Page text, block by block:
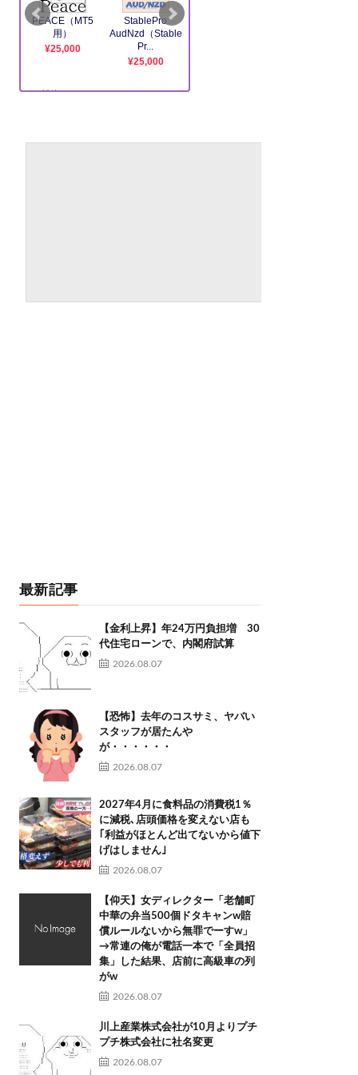
最新記事
【金利上昇】年24万円負担増 30
代住宅ローンで、内閣府試算
2026.08.07
【恐怖】去年のコスサミ、ヤバい
スタッフが居たんや
が・・・・・・
2026.08.07
2027年4月に食料品の消費税1％
に減税､店頭価格を変えない店も
｢利益がほとんど出てないから値下
げはしません｣
2026.08.07
【仰天】女ディレクター「老舗町
中華の弁当500個ドタキャンw賠
償ルールないから無罪でーすw」
→常連の俺が電話一本で「全員招
集」した結果、店前に高級車の列
がw
2026.08.07
川上産業株式会社が10月よりプチ
プチ株式会社に社名変更
2026.08.07